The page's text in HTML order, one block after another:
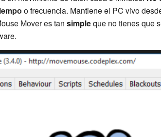
o frecuencia. Mantiene el PC vivo
Mover es tan simpleque no tienes que